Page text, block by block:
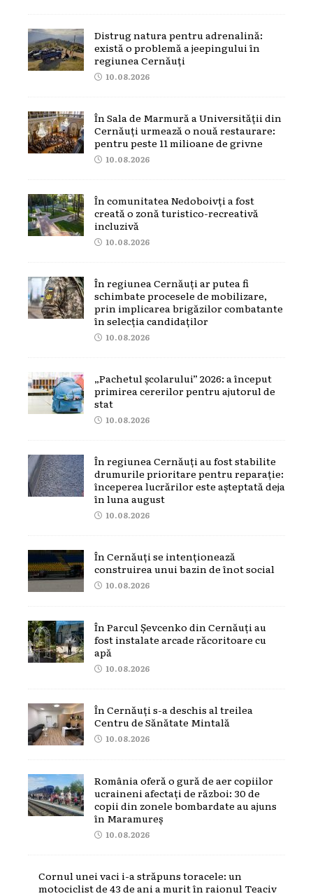
Distrug natura pentru adrenalină:
există o problemă a jeepingului în
regiunea Cernăuți
10.08.2026
În Sala de Marmură a Universității din
Cernăuți urmează o nouă restaurare:
pentru peste 11 milioane de grivne
10.08.2026
În comunitatea Nedoboivți a fost
creată o zonă turistico-recreativă
incluzivă
10.08.2026
În regiunea Cernăuți ar putea fi
schimbate procesele de mobilizare,
prin implicarea brigăzilor combatante
în selecția candidaților
10.08.2026
„Pachetul școlarului” 2026: a început
primirea cererilor pentru ajutorul de
stat
10.08.2026
În regiunea Cernăuți au fost stabilite
drumurile prioritare pentru reparație:
începerea lucrărilor este așteptată deja
în luna august
10.08.2026
În Cernăuți se intenționează
construirea unui bazin de înot social
10.08.2026
În Parcul Șevcenko din Cernăuți au
fost instalate arcade răcoritoare cu
apă
10.08.2026
În Cernăuți s-a deschis al treilea
Centru de Sănătate Mintală
10.08.2026
România oferă o gură de aer copiilor
ucraineni afectați de război: 30 de
copii din zonele bombardate au ajuns
în Maramureș
10.08.2026
Cornul unei vaci i-a străpuns toracele: un
motociclist de 43 de ani a murit în raionul Teaciv